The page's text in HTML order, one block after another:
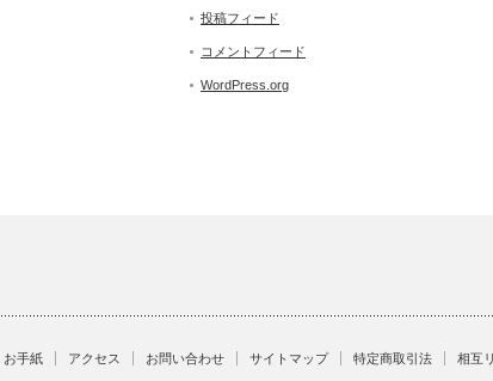
投稿フィード
コメントフィード
WordPress.org